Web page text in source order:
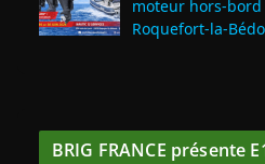
moteur hors-bord
BRIG FRANCE présente